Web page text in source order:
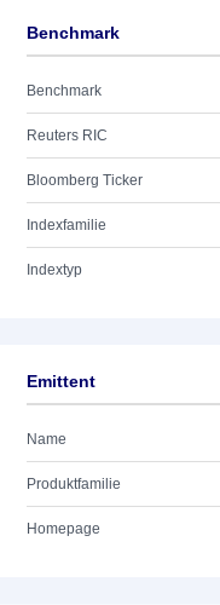
Benchmark
Benchmark
Reuters RIC
Bloomberg Ticker
Indexfamilie
Indextyp
Emittent
Name
Produktfamilie
Homepage